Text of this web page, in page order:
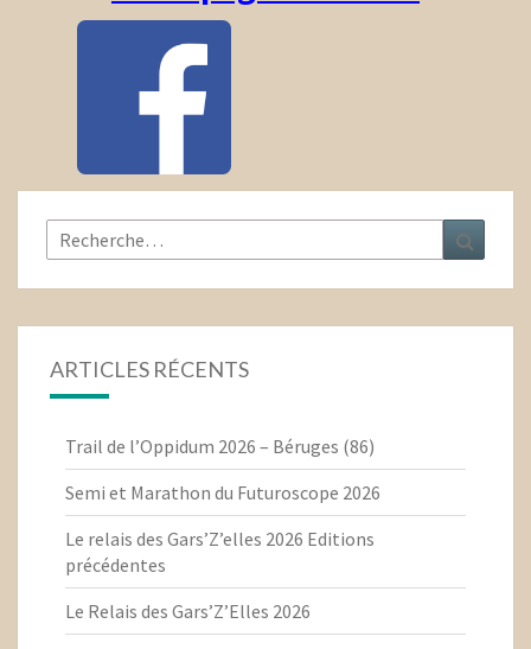
Rechercher :
ARTICLES RÉCENTS
Trail de l’Oppidum 2026 – Béruges (86)
Semi et Marathon du Futuroscope 2026
Le relais des Gars’Z’elles 2026 Editions
précédentes
Le Relais des Gars’Z’Elles 2026